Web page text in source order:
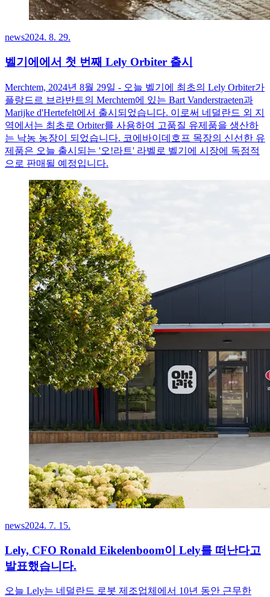
news2024. 8. 29.
벨기에에서 첫 번째 Lely Orbiter 출시
Merchtem, 2024년 8월 29일 - 오늘 벨기에 최초의 Lely Orbiter가
플랑드르 브라반트의 Merchtem에 있는 Bart Vanderstraeten과
Marijke d'Hertefelt에서 출시되었습니다. 이로써 네덜란드 외 지
역에서는 최초로 Orbiter를 사용하여 고품질 유제품을 생산하
는 낙농 농장이 되었습니다. 코에바이데호프 목장의 신선한 유
제품은 오늘 출시되는 '오!라트' 라벨로 벨기에 시장에 독점적
으로 판매될 예정입니다.
news2024. 7. 15.
Lely, CFO Ronald Eikelenboom이 Lely를 떠난다고
발표했습니다.
오늘 Lely는 네덜란드 로봇 제조업체에서 10년 동안 근무한